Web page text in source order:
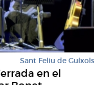
Sant Feliu de Guíxols
en el